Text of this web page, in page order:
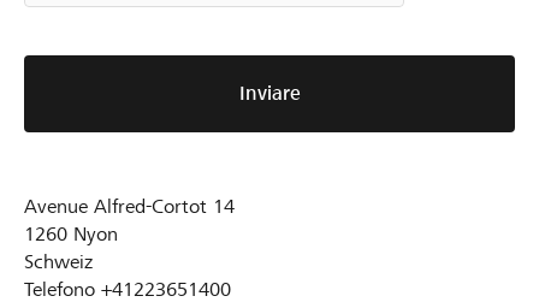
Inviare
Avenue Alfred-Cortot 14
1260 Nyon
Schweiz
Telefono +41223651400